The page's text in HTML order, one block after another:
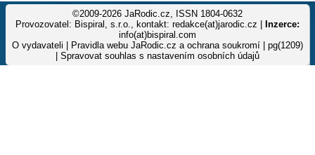
©2009-2026 JaRodic.cz, ISSN 1804-0632
Provozovatel: Bispiral, s.r.o., kontakt: redakce(at)jarodic.cz |
Inzerce:
info(at)bispiral.com
O vydavateli
Pravidla webu JaRodic.cz a ochrana soukromí | pg(1209)
Spravovat souhlas s nastavením osobních údajů